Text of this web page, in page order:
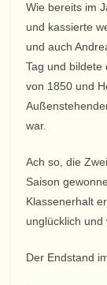
Wie bereits im
und kassierte
und auch
Tag und bildete
von 1850 und
war.
Ach so, die
Saison
Klassenerhalt
unglücklich und
Der Endstand